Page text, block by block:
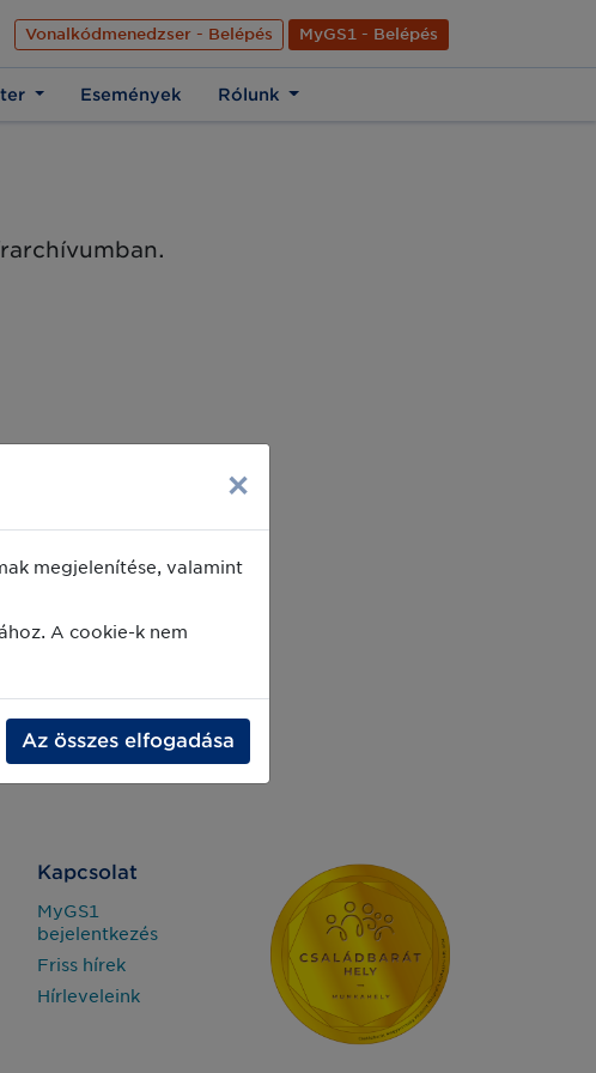
nyelve Hírek Kapcsolat Rólunk
EN
Vonalkódmenedzser - Belépés
MyGS1 - Belépés
Események Rólunk
Kapcsolat
MyGS1
bejelentkezés
Friss hírek
Hírleveleink
×
megjelenítése, valamint
A cookie-k nem
Az összes elfogadása